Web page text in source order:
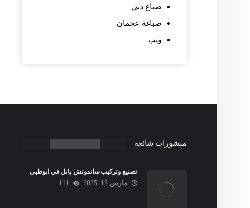
صباغ دبي
صباغة عجمان
ويب
منشورات شائعة
تصنيع وتركيب ساندوتش بانل في ابوظبي
مارس 15, 2025
111